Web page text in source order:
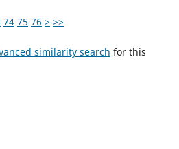
74 75 76 > >>
similarity search for this